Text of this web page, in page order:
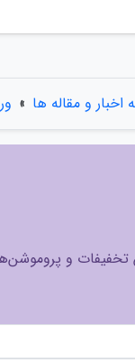
اخبار و مقاله ها »
تخفیفات و